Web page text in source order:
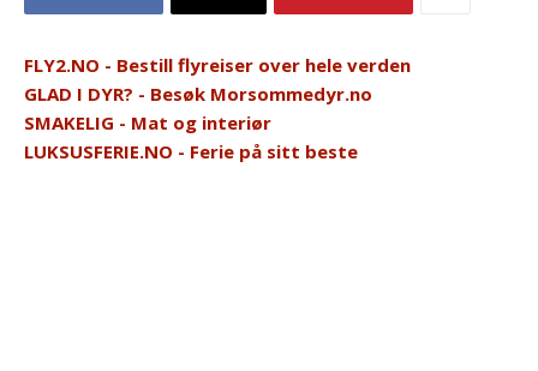
FLY2.NO - Bestill flyreiser over hele verden
GLAD I DYR? - Besøk Morsommedyr.no
SMAKELIG - Mat og interiør
LUKSUSFERIE.NO - Ferie på sitt beste